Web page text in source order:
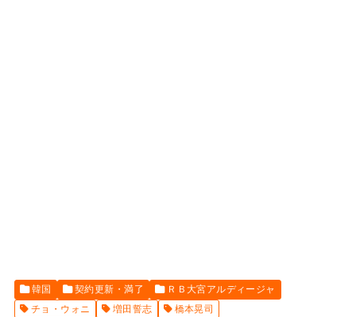
韓国 契約更新・満了
ＲＢ大宮アルディージャ
チョ・ウォニ
増田誓志 橋本晃司